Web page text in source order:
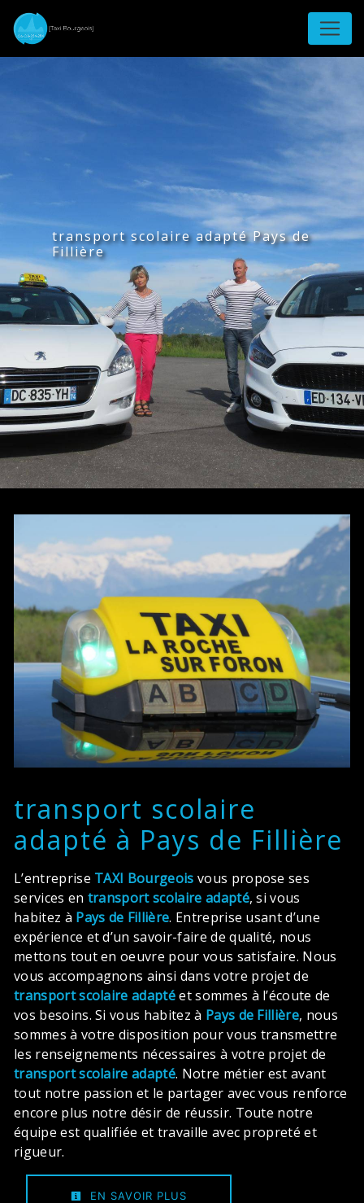
transport scolaire adapté Pays de
Fillière
transport scolaire
adapté à Pays de Fillière
L’entreprise TAXI Bourgeois vous propose ses
services en transport scolaire adapté, si vous
habitez à Pays de Fillière. Entreprise usant d’une
expérience et d’un savoir-faire de qualité, nous
mettons tout en oeuvre pour vous satisfaire. Nous
vous accompagnons ainsi dans votre projet de
transport scolaire adaptéet sommes à l’écoute de
vos besoins. Si vous habitez à Pays de Fillière, nous
sommes à votre disposition pour vous transmettre
les renseignements nécessaires à votre projet de
transport scolaire adapté. Notre métier est avant
tout notre passion et le partager avec vous renforce
encore plus notre désir de réussir. Toute notre
équipe est qualifiée et travaille avec propreté et
rigueur.
EN SAVOIR PLUS
Panneau de gestion des cookies